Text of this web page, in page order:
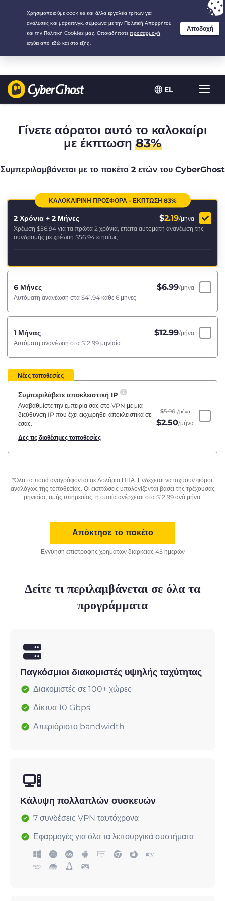
EL
Your choice:The Best Dealfor 2.1666666666667-years at $
/month
Γίνετε αόρατοι αυτό το καλοκαίρι
με έκπτωση83%
Συμπεριλαμβάνεται με το πακέτο 2 ετών του CyberGhost
ΚΑΛΟΚΑΙΡΙΝΉ ΠΡΟΣΦΟΡΆ - ΈΚΠΤΩΣΗ 83%
2 Χρόνια + 2 Μήνες $2.19/μήνα
Χρέωση $56.94 για τα πρώτα 2 χρόνια, έπειτα αυτόματη ανανέωση της
συνδρομής με χρέωση $56.94 ετησίως
6 Μήνες $6.99/μήνα
Αυτόματη ανανέωση στα $41.94 κάθε 6 μήνες
1 Μήνας $12.99/μήνα
Αυτόματη ανανέωση στα $12.99 μηνιαία
Νέες τοποθεσίες
Συμπεριλάβετε αποκλειστική IP
Αναβαθμίστε την εμπειρία σας στο VPN με μια
διεύθυνση IP που έχει εκχωρηθεί αποκλειστικά σε
εσάς.
Δες τις διαθέσιμες τοποθεσίες
$5.00 /μήνα
$2.50/μήνα
*Όλα τα ποσά αναγράφονται σε Δολάρια ΗΠΑ. Ενδέχεται να ισχύουν φόροι,
αναλόγως της τοποθεσίας. Οι εκπτώσεις υπολογίζονται βάσει της τρέχουσας
μηνιαίας τιμής υπηρεσίας, η οποία ανέρχεται στα $12.99ανά μήνα.
Απόκτησε το πακέτο
Εγγύηση επιστροφής χρημάτων διάρκειας 45 ημερών
Δείτε τι περιλαμβάνεται σε όλα τα
προγράμματα
Παγκόσμιοι διακομιστές υψηλής ταχύτητας
Διακομιστές σε 100+ χώρες
Δίκτυα 10 Gbps
Απεριόριστο bandwidth
Κάλυψη πολλαπλών συσκευών
7 συνδέσεις VPN ταυτόχρονα
Εφαρμογές για όλα τα λειτουργικά συστήματα